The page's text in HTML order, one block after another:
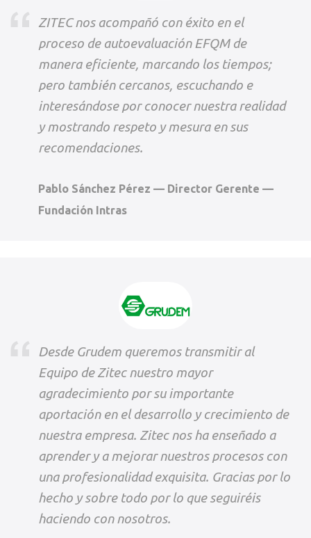
ZITEC nos acompañó con éxito en el
proceso de autoevaluación EFQM de
manera eficiente, marcando los tiempos;
pero también cercanos, escuchando e
interesándose por conocer nuestra realidad
y mostrando respeto y mesura en sus
recomendaciones.
Pablo Sánchez Pérez — Director Gerente —
Fundación Intras
Desde Grudem queremos transmitir al
Equipo de Zitec nuestro mayor
agradecimiento por su importante
aportación en el desarrollo y crecimiento de
nuestra empresa. Zitec nos ha enseñado a
aprender y a mejorar nuestros procesos con
una profesionalidad exquisita. Gracias por lo
hecho y sobre todo por lo que seguiréis
haciendo con nosotros.